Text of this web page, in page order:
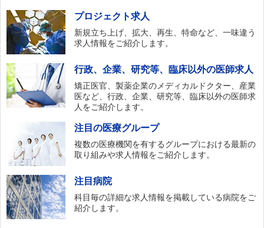
プロジェクト求人
新規立ち上げ、拡大、再生、特命など、一味違う
求人情報をご紹介します。
行政、企業、研究等、臨床以外の医師求人
矯正医官、製薬企業のメディカルドクター、産業
医など、行政、企業、研究等、臨床以外の医師求
人をご紹介します。
注目の医療グループ
複数の医療機関を有するグループにおける最新の
取り組みや求人情報をご紹介します。
注目病院
科目毎の詳細な求人情報を掲載している病院をご
紹介します。